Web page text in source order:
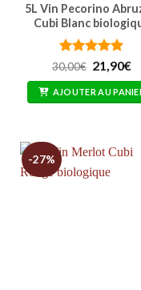
5L Vin Pecorino
Cubi Blanc
Note 4.91
30,00€ Le
prix
initial
était :
21,90€Le
AJOUTER AU
-27%